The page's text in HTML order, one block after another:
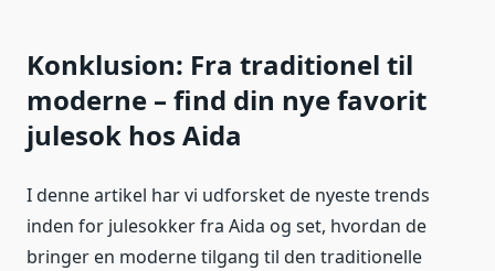
Konklusion: Fra traditionel til
moderne – find din nye favorit
julesok hos Aida
I denne artikel har vi udforsket de nyeste trends
inden for julesokker fra Aida og set, hvordan de
bringer en moderne tilgang til den traditionelle